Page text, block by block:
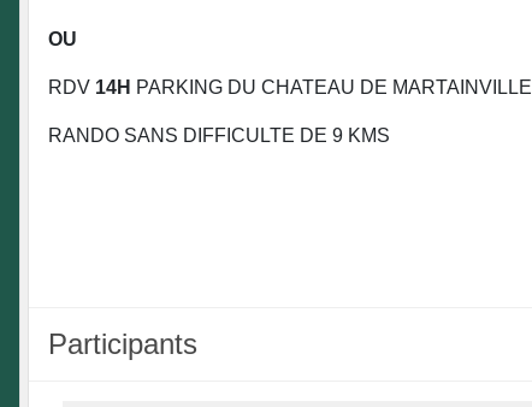
OU
RDV 14H PARKING DU CHATEAU DE MARTAINVILLE
RANDO SANS DIFFICULTE DE 9 KMS
Participants